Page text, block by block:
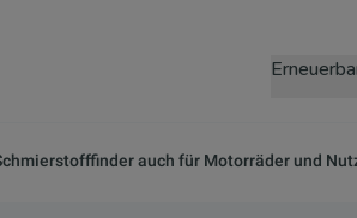
auch für Motorräder und